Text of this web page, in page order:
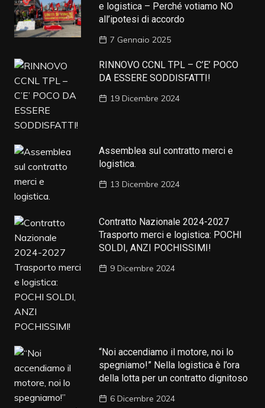
e logistica – Perché votiamo NO
all’ipotesi di accordo
7 Gennaio 2025
RINNOVO CCNL TPL – C’E’ POCO
DA ESSERE SODDISFATTI!
19 Dicembre 2024
Assemblea sul contratto merci e
logistica.
13 Dicembre 2024
Contratto Nazionale 2024-2027
Trasporto merci e logistica: POCHI
SOLDI, ANZI POCHISSIMI!
9 Dicembre 2024
“Noi accendiamo il motore, noi lo
spegniamo!” Nella logistica è l’ora
della lotta per un contratto dignitoso
6 Dicembre 2024